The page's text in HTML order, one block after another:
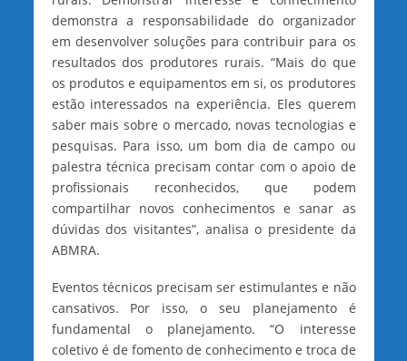
demonstra a responsabilidade do organizador
em desenvolver soluções para contribuir para os
resultados dos produtores rurais. “Mais do que
os produtos e equipamentos em si, os produtores
estão interessados na experiência. Eles querem
saber mais sobre o mercado, novas tecnologias e
pesquisas. Para isso, um bom dia de campo ou
palestra técnica precisam contar com o apoio de
profissionais reconhecidos, que podem
compartilhar novos conhecimentos e sanar as
dúvidas dos visitantes”, analisa o presidente da
ABMRA.
Eventos técnicos precisam ser estimulantes e não
cansativos. Por isso, o seu planejamento é
fundamental o planejamento. “O interesse
coletivo é de fomento de conhecimento e troca de